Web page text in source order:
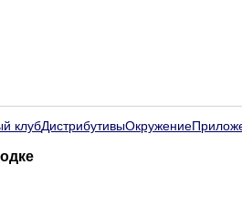
клубДистрибутивыОкружение